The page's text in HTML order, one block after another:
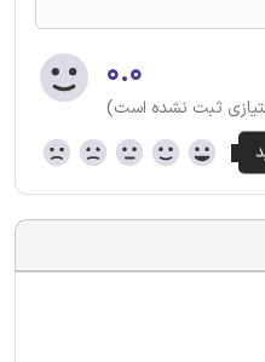
۰.۰
ثبت نشده است)